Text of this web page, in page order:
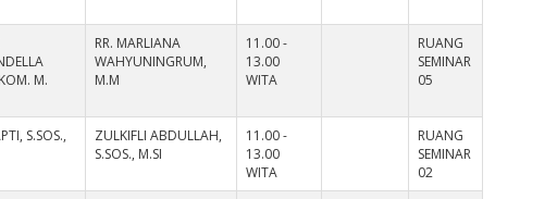
M.
RR. MARLIANA
WAHYUNINGRUM,
M.M
11.00 -
13.00
WITA
RUANG
SEMINAR
05
S.SOS.,
ZULKIFLI ABDULLAH,
S.SOS., M.SI
11.00 -
13.00
WITA
RUANG
SEMINAR
02